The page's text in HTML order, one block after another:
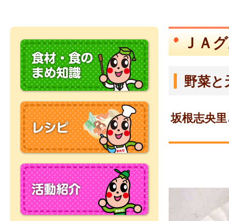
ＪＡ
野菜と
坂根志央